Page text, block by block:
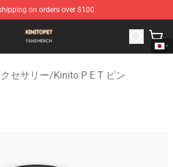
on orders over $100
- Official Kinito P E T Merchandise
セサリー/Kinito P E T ピン